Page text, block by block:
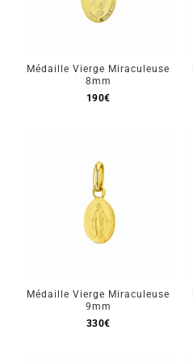
🇫🇷 | €
Médaille Vierge Miraculeuse
8mm
190€
Médaille Vierge Miraculeuse
9mm
330€